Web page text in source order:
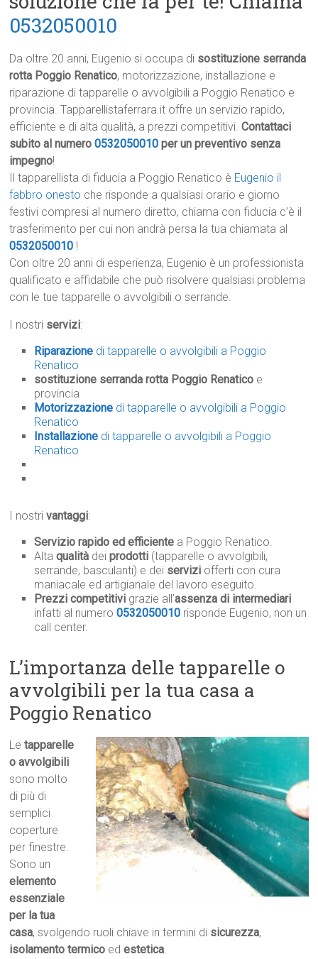
0532050010
Da oltre 20 anni, Eugenio si occupa di sostituzione serranda
rotta Poggio Renatico, motorizzazione, installazione e
riparazione di tapparelle o avvolgibili a Poggio Renatico e
provincia. Tapparellistaferrara.it offre un servizio rapido,
efficiente e di alta qualità, a prezzi competitivi.Contattaci
subito al numero0532050010 per un preventivo senza
impegno!
Il tapparellista di fiducia a Poggio Renatico è Eugenio il
fabbro onesto che risponde a qualsiasi orario e giorno
festivi compresi al numero diretto, chiama con fiducia c’è il
trasferimento per cui non andrà persa la tua chiamata al
0532050010 !
Con oltre 20 anni di esperienza, Eugenio è un professionista
qualificato e affidabile che può risolvere qualsiasi problema
con le tue tapparelle o avvolgibili o serrande.
I nostri servizi:
Riparazione di tapparelle o avvolgibili a Poggio
Renatico
sostituzione serranda rotta Poggio Renatico e
provincia
Motorizzazione di tapparelle o avvolgibili a Poggio
Renatico
Installazione di tapparelle o avvolgibili a Poggio
Renatico
I nostrivantaggi:
Servizio rapido ed efficiente a Poggio Renatico.
Altaqualità deiprodotti (tapparelle o avvolgibili,
serrande, basculanti) e dei servizi offerti con cura
maniacale ed artigianale del lavoro eseguito.
Prezzi competitivi grazie all’assenza di intermediari
infatti al numero0532050010 risponde Eugenio, non un
call center.
L’importanza delle tapparelle o
avvolgibili per la tua casa a
Poggio Renatico
Letapparelle
o avvolgibili
sono molto
di più di
semplici
coperture
per finestre.
Sono un
elemento
essenziale
per la tua
casa, svolgendo ruoli chiave in termini di sicurezza,
isolamento termico edestetica.